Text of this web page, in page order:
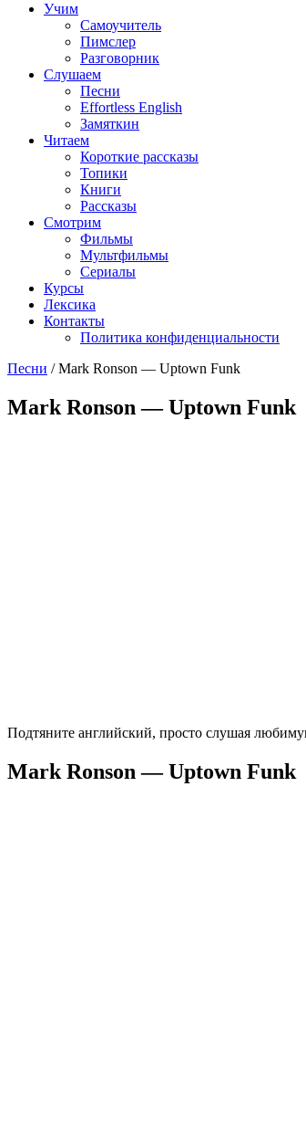
Учим
Самоучитель
Пимслер
Разговорник
Слушаем
Песни
Effortless English
Замяткин
Читаем
Короткие рассказы
Топики
Книги
Рассказы
Смотрим
Фильмы
Мультфильмы
Сериалы
Курсы
Лексика
Контакты
Политика конфиденциальности
Песни / Mark Ronson — Uptown Funk
Mark Ronson — Uptown Funk
Подтяните английский, просто слушая
Mark Ronson — Uptown Funk